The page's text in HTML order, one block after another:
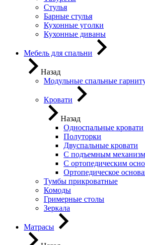
Стулья
Барные стулья
Кухонные уголки
Кухонные диваны
Мебель для спальни
Назад
Модульные спальные
Кровати
Назад
Односпальные кровати
Полуторки
Двуспальные кровати
С подъемным
С ортопедическим
Ортопедическое
Тумбы прикроватные
Комоды
Гримерные столы
Зеркала
Матрасы